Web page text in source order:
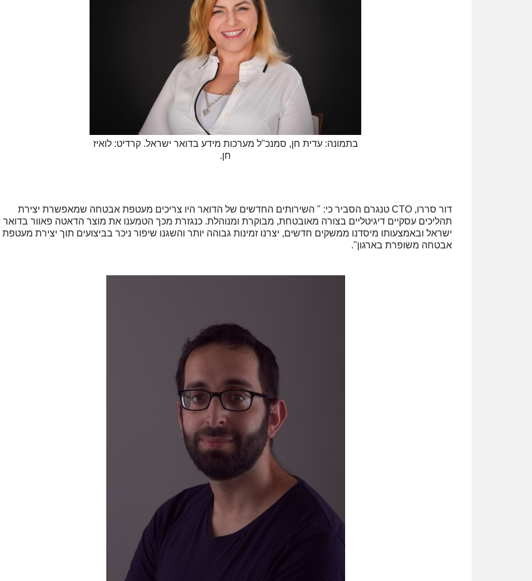
‍בתמונה: עדית חן, סמנכ"ל מערכות מידע בדואר ישראל. קרדיט: לואיז
חן.
דור סררו, CTO טנגרם הסביר כי: " השירותים החדשים של הדואר היו צריכים מעטפת אבטחה שמאפשרת יצירת
תהליכים עסקיים דיגיטליים בצורה מאובטחת, מבוקרת ומנוהלת. כנגזרת מכך הטמענו את מוצר הדאטה פאוור בדואר
ישראל ובאמצעותו מיסדנו ממשקים חדשים, יצרנו זמינות גבוהה יותר והשגנו שיפור ניכר בביצועים תוך יצירת מעטפת
אבטחה משופרת בארגון".